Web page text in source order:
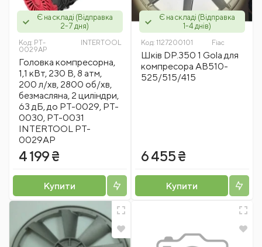
Є на складі (Відправка
2-7 дня)
Код: PT-
0029AP
INTERTOOL
Головка компресорна,
1,1 кВт, 230 В, 8 атм,
200 л/хв, 2800 об/хв,
безмасляна, 2 циліндри,
63 дБ, до PT-0029, PT-
0030, PT-0031
INTERTOOL PT-
0029AP
4 199 ₴
Купити
Є на складі (Відправка
1-4 днів)
Код: 1127200101 Fiac
Шків DP.350 1 Gola для
компресора AB510-
525/515/415
6 455 ₴
Купити